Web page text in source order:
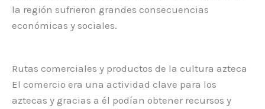
la región sufrieron grandes consecuencias
económicas y sociales.
Rutas comerciales y productos de la cultura azteca
El comercio era una actividad clave para los
aztecas y gracias a él podían obtener recursos y